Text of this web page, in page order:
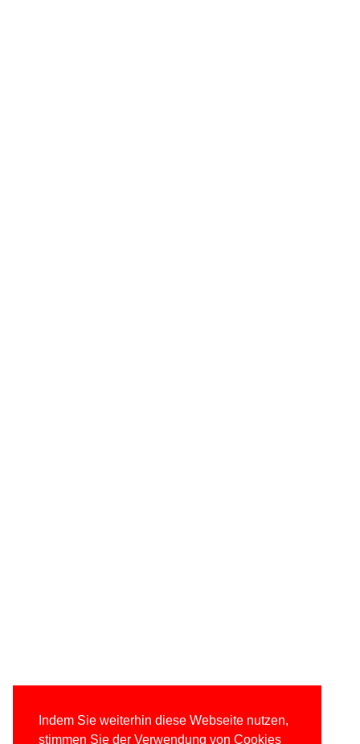
Indem Sie weiterhin diese Webseite nutzen,
stimmen Sie der Verwendung von Cookies